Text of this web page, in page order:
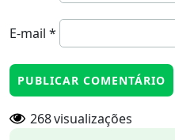
E-mail *
268visualizações